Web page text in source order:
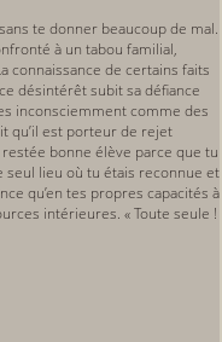
te donner beaucoup de mal.
à un tabou familial,
connaissance de certains faits
désintérêt subit sa défiance
inconsciemment comme des
qu’il est porteur de rejet
restée bonne élève parce que tu
seul lieu où tu étais reconnue et
qu’en tes propres capacités à
intérieures. « Toute seule !